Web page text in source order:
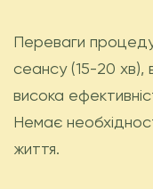
Переваги
сеансу (15-20 хв),
висока
Немає
життя.